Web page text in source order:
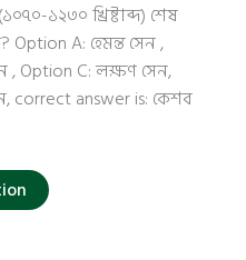
১২৩০ খ্রিষ্টাব্দ) শেষ
Option A: হেমন্ত সেন ,
, Option C: লক্ষণ সেন,
correct answer is: কেশব